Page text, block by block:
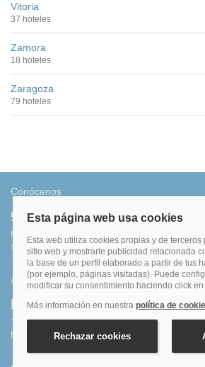
Vitoria
37 hoteles
Zamora
18 hoteles
Zaragoza
79 hoteles
Conócenos
Quiénes somos
Más de 500.000 clientes satisfechos.
seguridad y garantía. Sin sorpresas.
Ahorro
Fidelización
Tenemos el programa que te da más saldo por
finalizadas. Consigue más por lo que ya haces: